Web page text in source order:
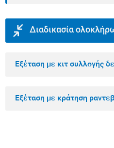
Διαδικασία
Εξέταση με κιτ συλλογής
Εξέταση με κράτηση